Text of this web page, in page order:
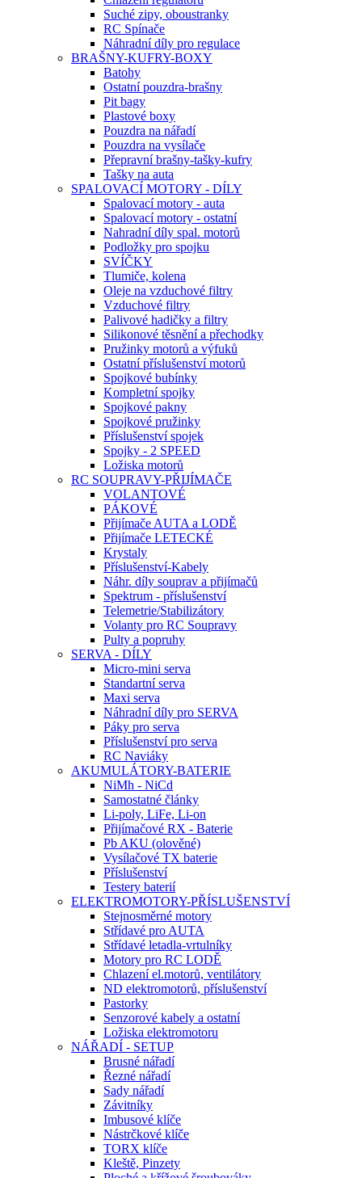
Suché zipy, oboustranky
RC Spínače
Náhradní díly pro regulace
BRAŠNY-KUFRY-BOXY
Batohy
Ostatní pouzdra-brašny
Pit bagy
Plastové boxy
Pouzdra na nářadí
Pouzdra na vysílače
Přepravní brašny-tašky-kufry
Tašky na auta
SPALOVACÍ MOTORY - DÍLY
Spalovací motory - auta
Spalovací motory - ostatní
Nahradní díly spal. motorů
Podložky pro spojku
SVÍČKY
Tlumiče, kolena
Oleje na vzduchové filtry
Vzduchové filtry
Palivové hadičky a filtry
Silikonové těsnění a přechodky
Pružinky motorů a výfuků
Ostatní příslušenství motorů
Spojkové bubínky
Kompletní spojky
Spojkové pakny
Spojkové pružinky
Příslušenství spojek
Spojky - 2 SPEED
Ložiska motorů
RC SOUPRAVY-PŘIJÍMAČE
VOLANTOVÉ
PÁKOVÉ
Přijímače AUTA a LODĚ
Přijímače LETECKÉ
Krystaly
Příslušenství-Kabely
Náhr. díly souprav a přijímačů
Spektrum - příslušenství
Telemetrie/Stabilizátory
Volanty pro RC Soupravy
Pulty a popruhy
SERVA - DÍLY
Micro-mini serva
Standartní serva
Maxi serva
Náhradní díly pro SERVA
Páky pro serva
Příslušenství pro serva
RC Naviáky
AKUMULÁTORY-BATERIE
NiMh - NiCd
Samostatné články
Li-poly, LiFe, Li-on
Přijímačové RX - Baterie
Pb AKU (olověné)
Vysílačové TX baterie
Příslušenství
Testery baterií
ELEKTROMOTORY-PŘÍSLUŠENSTVÍ
Stejnosměrné motory
Střídavé pro AUTA
Střídavé letadla-vrtulníky
Motory pro RC LODĚ
Chlazení el.motorů, ventilátory
ND elektromotorů, příslušenství
Pastorky
Senzorové kabely a ostatní
Ložiska elektromotoru
NÁŘADÍ - SETUP
Brusné nářadí
Řezné nářadí
Sady nářadí
Závitníky
Imbusové klíče
Nástrčkové klíče
TORX klíče
Kleště, Pinzety